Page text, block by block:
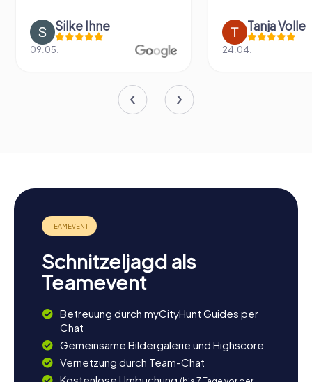
Silke Ihne
09.05.
Tanja Volle
24.04.
Schnitzeljagd als
Teamevent
Betreuung durch myCityHunt Guides per
Chat
Gemeinsame Bildergalerie und Highscore
Vernetzung durch Team-Chat